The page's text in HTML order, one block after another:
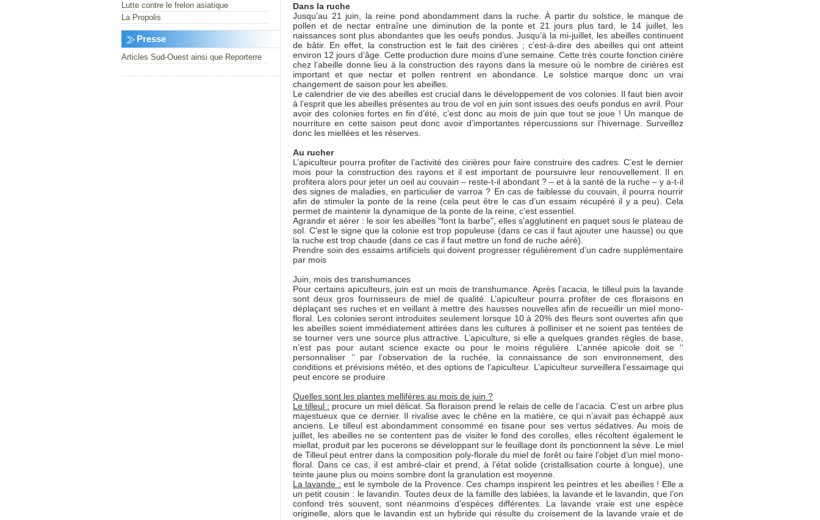
Lutte contre le frelon asiatique
La Propolis
Presse
Articles Sud-Ouest ainsi que Reporterre
Dans la ruche
Jusqu’au 21 juin, la reine pond abondamment dans la ruche. À partir du solstice, le manque de
pollen et de nectar entraîne une diminution de la ponte et 21 jours plus tard, le 14 juillet, les
naissances sont plus abondantes que les oeufs pondus. Jusqu’à la mi-juillet, les abeilles continuent
de bâtir. En effet, la construction est le fait des cirières ; c’est-à-dire des abeilles qui ont atteint
environ 12 jours d’âge. Cette production dure moins d’une semaine. Cette très courte fonction cirière
chez l’abeille donne lieu à la construction des rayons dans la mesure où le nombre de cirières est
important et que nectar et pollen rentrent en abondance. Le solstice marque donc un vrai
changement de saison pour les abeilles.
Le calendrier de vie des abeilles est crucial dans le développement de vos colonies. Il faut bien avoir
à l’esprit que les abeilles présentes au trou de vol en juin sont issues des oeufs pondus en avril. Pour
avoir des colonies fortes en fin d’été, c’est donc au mois de juin que tout se joue ! Un manque de
nourriture en cette saison peut donc avoir d’importantes répercussions sur l’hivernage. Surveillez
donc les miellées et les réserves.
Au rucher
L’apiculteur pourra profiter de l’activité des cirières pour faire construire des cadres. C’est le dernier
mois pour la construction des rayons et il est important de poursuivre leur renouvellement. Il en
profitera alors pour jeter un oeil au couvain – reste-t-il abondant ? – et à la santé de la ruche – y a-t-il
des signes de maladies, en particulier de varroa ? En cas de faiblesse du couvain, il pourra nourrir
afin de stimuler la ponte de la reine (cela peut être le cas d’un essaim récupéré il y a peu). Cela
permet de maintenir la dynamique de la ponte de la reine, c'est essentiel.
Agrandir et aérer : le soir les abeilles "font la barbe", elles s'agglutinent en paquet sous le plateau de
sol. C'est le signe que la colonie est trop populeuse (dans ce cas il faut ajouter une hausse) ou que
la ruche est trop chaude (dans ce cas il faut mettre un fond de ruche aéré).
Prendre soin des essaims artificiels qui doivent progresser régulièrement d'un cadre supplémentaire
par mois
Juin, mois des transhumances
Pour certains apiculteurs, juin est un mois de transhumance. Après l’acacia, le tilleul puis la lavande
sont deux gros fournisseurs de miel de qualité. L’apiculteur pourra profiter de ces floraisons en
déplaçant ses ruches et en veillant à mettre des hausses nouvelles afin de recueillir un miel mono-
floral. Les colonies seront introduites seulement lorsque 10 à 20% des fleurs sont ouvertes afin que
les abeilles soient immédiatement attirées dans les cultures à polliniser et ne soient pas tentées de
se tourner vers une source plus attractive. L’apiculture, si elle a quelques grandes règles de base,
n’est pas pour autant science exacte ou pour le moins régulière. L’année apicole doit se ‘’
personnaliser ‘’ par l’observation de la ruchée, la connaissance de son environnement, des
conditions et prévisions météo, et des options de l’apiculteur. L’apiculteur surveillera l’essaimage qui
peut encore se produire.
Quelles sont les plantes mellifères au mois de juin ?
Le tilleul : procure un miel délicat. Sa floraison prend le relais de celle de l’acacia. C’est un arbre plus
majestueux que ce dernier. Il rivalise avec le chêne en la matière, ce qui n’avait pas échappé aux
anciens. Le tilleul est abondamment consommé en tisane pour ses vertus sédatives. Au mois de
juillet, les abeilles ne se contentent pas de visiter le fond des corolles, elles récoltent également le
miellat, produit par les pucerons se développant sur le feuillage dont ils ponctionnent la sève. Le miel
de Tilleul peut entrer dans la composition poly-florale du miel de forêt ou faire l’objet d’un miel mono-
floral. Dans ce cas, il est ambré-clair et prend, à l’état solide (cristallisation courte à longue), une
teinte jaune plus ou moins sombre dont la granulation est moyenne.
La lavande : est le symbole de la Provence. Ces champs inspirent les peintres et les abeilles ! Elle a
un petit cousin : le lavandin. Toutes deux de la famille des labiées, la lavande et le lavandin, que l’on
confond très souvent, sont néanmoins d’espèces différentes. La lavande vraie est une espèce
originelle, alors que le lavandin est un hybride qui résulte du croisement de la lavande vraie et de